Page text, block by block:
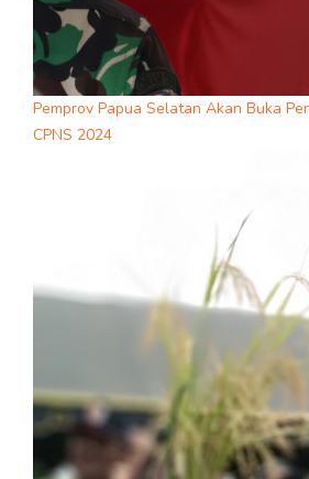
Pemprov Papua Selatan Akan Buka
CPNS 2024